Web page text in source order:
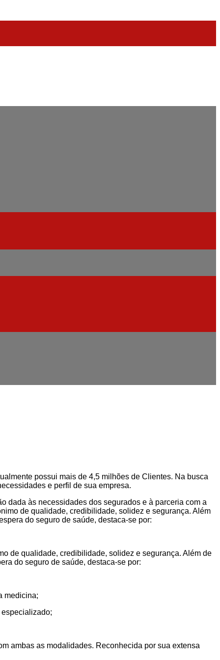
possui mais de 4,5 milhões de Clientes. Na busca
e perfil de sua empresa.
dada às necessidades dos segurados e à parceria com a
de qualidade, credibilidade, solidez e segurança. Além
do seguro de saúde, destaca-se por:
de qualidade, credibilidade, solidez e segurança. Além de
do seguro de saúde, destaca-se por:
medicina;
ambas as modalidades. Reconhecida por sua extensa